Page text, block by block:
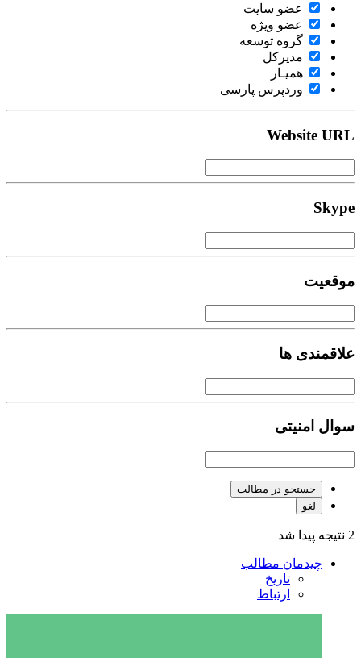
عضو سایت
عضو ویژه
گروه توسعه
مدیرکل
همیـار
وردپرس پارسی
Website URL
Skype
موقعیت
علاقمندی ها
سوال امنیتی
جستجو در مطالب
لغو
2 نتیجه پیدا شد
چیدمان مطالب
تاریخ
ارتباط